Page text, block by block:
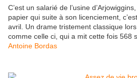
C’est un salarié de l’usine
papier qui suite à son licenciement,
avril. Un drame tristement classique
comme celle ci, qui a mit cette fois 568
Antoine Bordas